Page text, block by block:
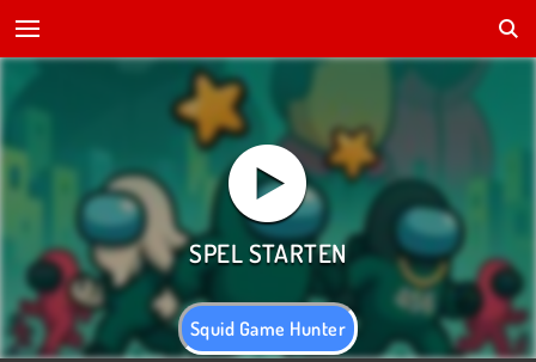
Squid Game Hunter